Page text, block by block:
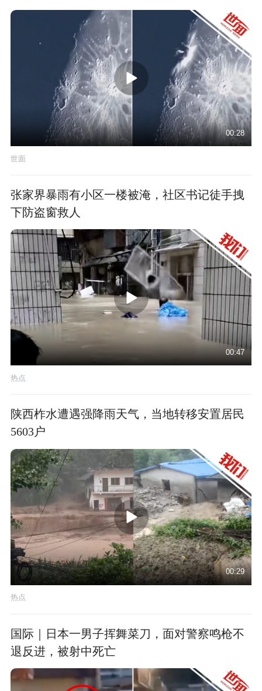
00:28
世面
张家界暴雨有小区一楼被淹，社区书记徒手拽
下防盗窗救人
00:47
热点
陕西柞水遭遇强降雨天气，当地转移安置居民
5603户
00:29
热点
国际｜日本一男子挥舞菜刀，面对警察鸣枪不
退反进，被射中死亡